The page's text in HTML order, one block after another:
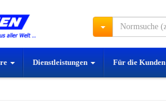
Dienstleistungen Für die Kunden